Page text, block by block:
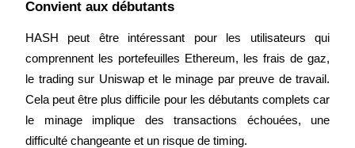
Convient aux débutants
HASH peut être intéressant pour les utilisateurs qui
comprennent les portefeuilles Ethereum, les frais de gaz,
le trading sur Uniswap et le minage par preuve de travail.
Cela peut être plus difficile pour les débutants complets car
le minage implique des transactions échouées, une
difficulté changeante et un risque de timing.